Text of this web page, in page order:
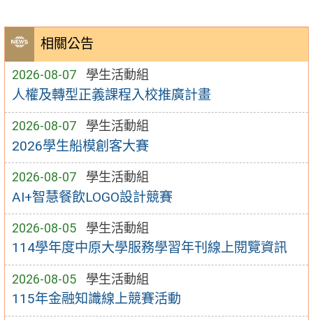
相關公告
2026-08-07 學生活動組
人權及轉型正義課程入校推廣計畫
2026-08-07 學生活動組
2026學生船模創客大賽
2026-08-07 學生活動組
AI+智慧餐飲LOGO設計競賽
2026-08-05 學生活動組
114學年度中原大學服務學習年刊線上閱覽資訊
2026-08-05 學生活動組
115年金融知識線上競賽活動